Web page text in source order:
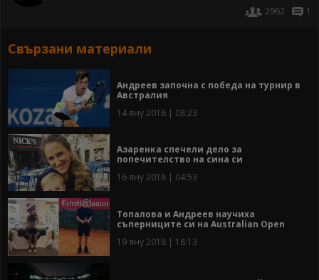
2962
1
Свързани материали
Андреев започна с победа на турнир в
Австралия
14 яну 2018 | 08:23
Азаренка спечели дело за
попечителство на сина си
16 яну 2018 | 04:53
Топалова и Андреев научиха
съперниците си на Australian Open
19 яну 2018 | 18:13